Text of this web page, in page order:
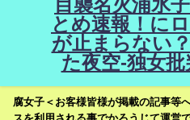
目襲名火浦氷
とめ速報！に
が止まらない
た夜空-独女
腐女子＜お客様皆様が掲載の記事等